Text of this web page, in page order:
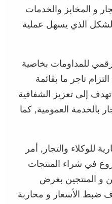
و المخابز والخدمات
الذي يسهل عملية
للمداومات بخاصية
تاجر ما بقائمة
إلى تعزيز الشفافية
بالخدمة العمومية, كما
للوكلاء والتجار, أمر
في شراء المنتجات
و المنتجين بغرض
ضبط الأسعار و محاربة